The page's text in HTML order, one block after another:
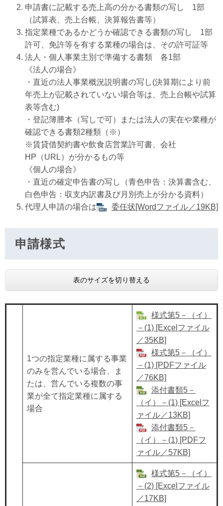
申請書に記載する売上高の分かる書類の写し 1部
（試算表、売上台帳、決算報告書等）
指定業種であるかどうか確認できる書類の写し 1部
許可、免許等を有する業種の場合は、その許可証等
法人・個人事業主別で準備する書類 各1部
《法人の場合》
・直近の法人事業概況説明書の写し(決算期により前
年売上が記載されていない場合等は、売上台帳や試算
表等含む)
・登記簿謄本（写しで可）または法人の実在や業種が
確認できる書類2種類（※）
※賃貸借契約書や飲食店営業許可書、会社
HP（URL）が分かるもの等
《個人の場合》
・直近の確定申告書の写し（青色申告：決算書含む、
白色申告：収支内訳書及び月別売上が分かる資料）
代理人申請の場合は
委任状[Wordファイル／19KB]
申請様式
表のサイズを切り替える
1つの指定業種に属する事業
のみを営んでいる場合、ま
たは、営んでいる複数の事
業が全て指定業種に属する
場合
様式第5－（イ）
－(1) [Excelファイル
／35KB]
様式第5－（イ）
－(1) [PDFファイル
／76KB]
添付書類5－
（イ）－(1) [Excelフ
ァイル／13KB]
添付書類5－
（イ）－(1) [PDFフ
ァイル／57KB]
様式第5－（イ）
－(2) [Excelファイル
／17KB]